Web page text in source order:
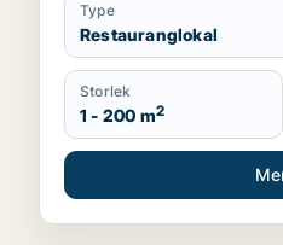
Type
Restauranglokal
Storlek
1 - 200 m2